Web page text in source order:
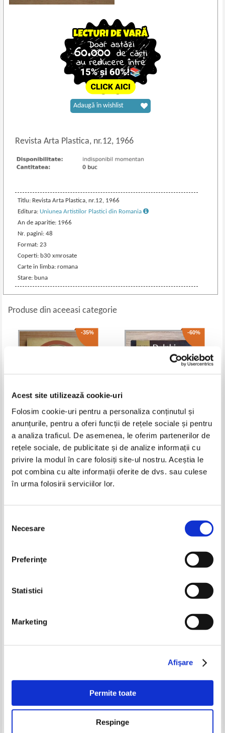
Acest site utilizează cookie-uri
Folosim cookie-uri pentru a personaliza conținutul și
anunțurile, pentru a oferi funcții de rețele sociale și pentru
a analiza traficul. De asemenea, le oferim partenerilor de
rețele sociale, de publicitate și de analize informații cu
privire la modul în care folosiți site-ul nostru. Aceștia le
pot combina cu alte informații oferite de dvs. sau culese
în urma folosirii serviciilor lor.
consimțământului
Necesare
Preferinţe
Statistici
Marketing
Afişare
Permite toate
Respinge
Revista Arta Plastica, nr.12, 1966
Titlu: Revista Arta Plastica, nr.12, 1966
Editura: Uniunea Artistilor Plastici din Romania
An de aparitie: 1966
Nr. pagini: 48
Format: 23
Coperti: b30 xmrosate
Carte in limba: romana
Stare: buna
Adaugă în wishlist
Produse din aceeasi categorie
-35%
Petre Oprea - Cronicari si critici
de arta in presa bucuresteana
din primul deceniu al secolului
XX
Pret: 34,00Lei 22,10 Lei
Adaugă în coș
-60%
Manolis Andronicos - The greek
museums Delphi
Pret:32,00Lei 12,80 Lei
Adaugă în coș
Pret:
Lei